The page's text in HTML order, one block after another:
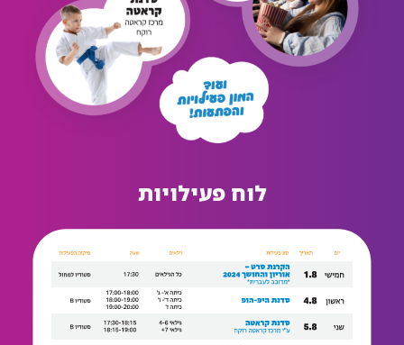
לוח פעילויות